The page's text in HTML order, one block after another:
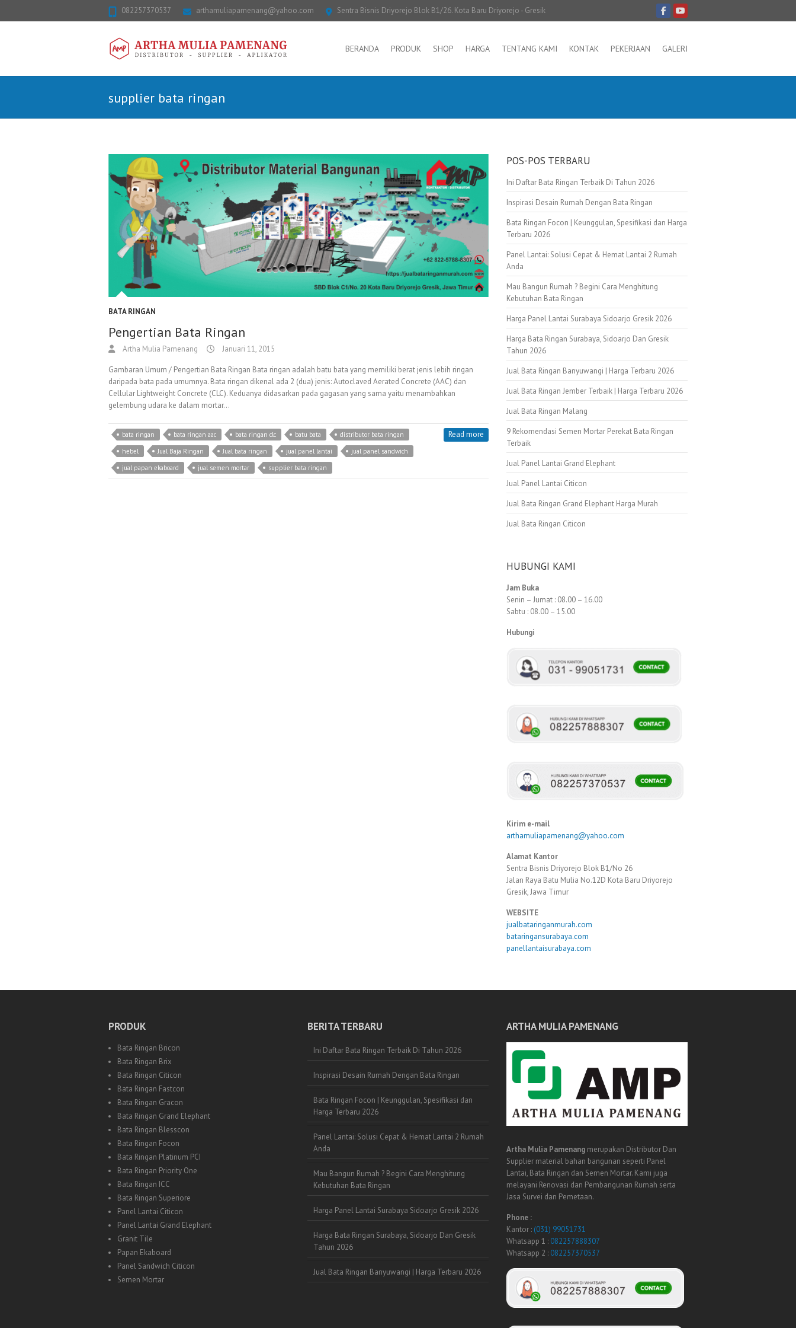
082257370537 arthamuliapamenang@yahoo.com Sentra Bisnis Driyorejo Blok B1/26. Kota Baru Driyorejo - Gresik
BERANDA PRODUK SHOP HARGA TENTANG KAMI KONTAK PEKERJAAN GALERI
supplier bata ringan
BATA RINGAN
Pengertian Bata Ringan
Artha Mulia Pamenang Januari 11, 2015
Gambaran Umum / Pengertian Bata Ringan Bata ringan adalah batu bata yang memiliki berat jenis lebih ringan
daripada bata pada umumnya. Bata ringan dikenal ada 2 (dua) jenis: Autoclaved Aerated Concrete (AAC) dan
Cellular Lightweight Concrete (CLC). Keduanya didasarkan pada gagasan yang sama yaitu menambahkan
gelembung udara ke dalam mortar…
bata ringan bata ringan aac bata ringan clc batu bata
distributor bata ringan
hebel
Jual Baja Ringan Jual bata ringan jual panel lantai
jual panel sandwich
jual papan ekaboard
jual semen mortar supplier bata ringan
Read more
POS-POS TERBARU
Ini Daftar Bata Ringan Terbaik Di Tahun 2026
Inspirasi Desain Rumah Dengan Bata Ringan
Bata Ringan Focon | Keunggulan, Spesifikasi dan Harga
Terbaru 2026
Panel Lantai: Solusi Cepat & Hemat Lantai 2 Rumah
Anda
Mau Bangun Rumah ? Begini Cara Menghitung
Kebutuhan Bata Ringan
Harga Panel Lantai Surabaya Sidoarjo Gresik 2026
Harga Bata Ringan Surabaya, Sidoarjo Dan Gresik
Tahun 2026
Jual Bata Ringan Banyuwangi | Harga Terbaru 2026
Jual Bata Ringan Jember Terbaik | Harga Terbaru 2026
Jual Bata Ringan Malang
9 Rekomendasi Semen Mortar Perekat Bata Ringan
Terbaik
Jual Panel Lantai Grand Elephant
Jual Panel Lantai Citicon
Jual Bata Ringan Grand Elephant Harga Murah
Jual Bata Ringan Citicon
HUBUNGI KAMI
Jam Buka
Senin – Jumat : 08.00 – 16.00
Sabtu : 08.00 – 15.00
Hubungi
Kirim e-mail
arthamuliapamenang@yahoo.com
Alamat Kantor
Sentra Bisnis Driyorejo Blok B1/No 26
Jalan Raya Batu Mulia No.12D Kota Baru Driyorejo
Gresik, Jawa Timur
WEBSITE
jualbataringanmurah.com
bataringansurabaya.com
panellantaisurabaya.com
PRODUK
Bata Ringan Bricon
Bata Ringan Brix
Bata Ringan Citicon
Bata Ringan Fastcon
Bata Ringan Gracon
Bata Ringan Grand Elephant
Bata Ringan Blesscon
Bata Ringan Focon
Bata Ringan Platinum PCI
Bata Ringan Priority One
Bata Ringan ICC
Bata Ringan Superiore
Panel Lantai Citicon
Panel Lantai Grand Elephant
Granit Tile
Papan Ekaboard
Panel Sandwich Citicon
Semen Mortar
BERITA TERBARU
Ini Daftar Bata Ringan Terbaik Di Tahun 2026
Inspirasi Desain Rumah Dengan Bata Ringan
Bata Ringan Focon | Keunggulan, Spesifikasi dan
Harga Terbaru 2026
Panel Lantai: Solusi Cepat & Hemat Lantai 2 Rumah
Anda
Mau Bangun Rumah ? Begini Cara Menghitung
Kebutuhan Bata Ringan
Harga Panel Lantai Surabaya Sidoarjo Gresik 2026
Harga Bata Ringan Surabaya, Sidoarjo Dan Gresik
Tahun 2026
Jual Bata Ringan Banyuwangi | Harga Terbaru 2026
ARTHA MULIA PAMENANG
Artha Mulia Pamenangmerupakan Distributor Dan
Supplier material bahan bangunan seperti Panel
Lantai, Bata Ringan dan Semen Mortar. Kami juga
melayani Renovasi dan Pembangunan Rumah serta
Jasa Survei dan Pemetaan.
Phone :
Kantor : (031) 99051731
Whatsapp 1 : 082257888307
Whatsapp 2 : 082257370537